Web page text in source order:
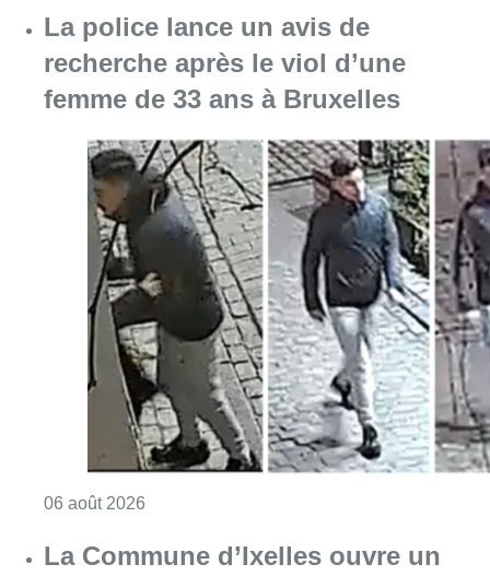
La police lance un avis de
recherche après le viol d’une
femme de 33 ans à Bruxelles
06 août 2026
La Commune d’Ixelles ouvre un